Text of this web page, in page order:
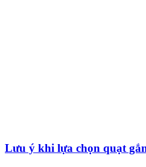
Lưu ý khi lựa chọn quạt